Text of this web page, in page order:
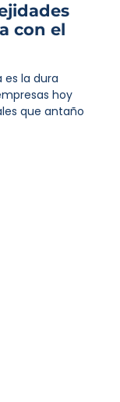
con el
es la dura
hoy
que antaño